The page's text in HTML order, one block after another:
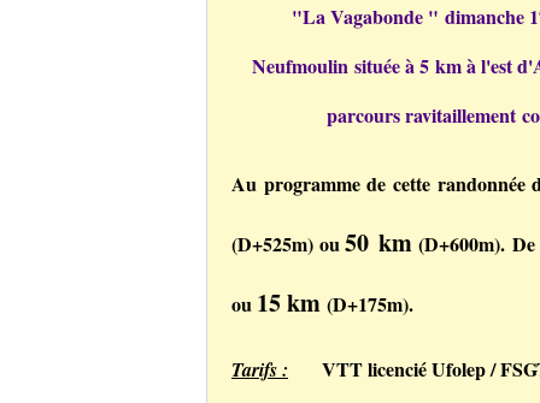
"La Vagabonde " dimanche
Neufmoulin située à 5 km à l'est
parcours ravitaillement
Au programme de cette
(D+525m) ou50 km (D+600m).
ou 15 km (D+175m).
Tarifs :
VTT licencié Ufolep /